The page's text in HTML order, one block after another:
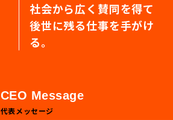
社会から広く賛同を得て
後世に残る仕事を手がけ
る。
CEO Message
代表メッセージ